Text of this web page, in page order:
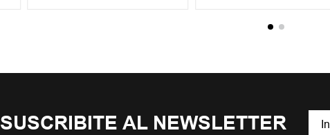
SUSCRIBITE AL NEWSLETTER